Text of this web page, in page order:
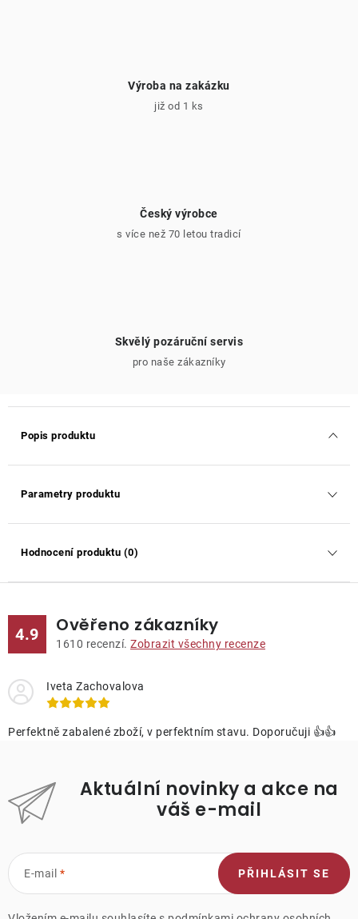
Výroba na zakázku
již od 1 ks
Český výrobce
s více než 70 letou tradicí
Skvělý pozáruční servis
pro naše zákazníky
Popis produktu
Parametry produktu
Hodnocení produktu (0)
4.9 Ověřeno zákazníky
1610 recenzí. Zobrazit všechny recenze
Iveta Zachovalova
Perfektně zabalené zboží, v perfektním stavu. Doporučuji 👍👍
Aktuální novinky a akce na
váš e-mail
E-mail PŘIHLÁSIT SE